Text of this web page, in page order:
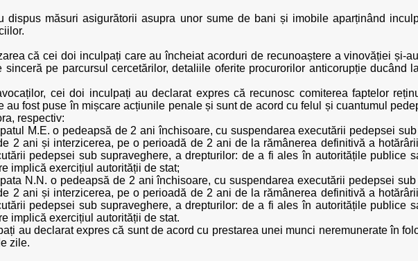
dispus măsuri asigurătorii asupra unor sume de bani și imobile aparținând
că cei doi inculpați care au încheiat acorduri de recunoaștere a vinovăției și-
sinceră pe parcursul cercetărilor, detaliile oferite procurorilor anticorupție ducând
cei doi inculpați au declarat expres că recunosc comiterea faptelor
au fost puse în mișcare acțiunile penale și sunt de acord cu felul și cuantumul
respectiv:
M.E. o pedeapsă de 2 ani închisoare, cu suspendarea executării pedepsei
2 ani și interzicerea, pe o perioadă de 2 ani de la rămânerea definitivă a
pedepsei sub supraveghere, a drepturilor: de a fi ales în autoritățile publice
implică exercițiul autorității de stat;
N.N. o pedeapsă de 2 ani închisoare, cu suspendarea executării pedepsei
2 ani și interzicerea, pe o perioadă de 2 ani de la rămânerea definitivă a
pedepsei sub supraveghere, a drepturilor: de a fi ales în autoritățile publice
implică exercițiul autorității de stat.
au declarat expres că sunt de acord cu prestarea unei munci neremunerate în
zile.